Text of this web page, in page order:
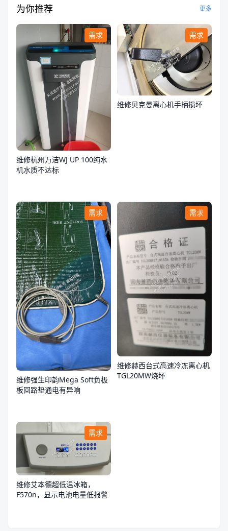
为你推荐 更多
需求
维修杭州万洁WJ UP 100纯水
机水质不达标
需求
维修贝克曼离心机手柄损坏
需求
维修强生印韵Mega Soft负极
板回路垫通电有异响
需求
维修赫西台式高速冷冻离心机
TGL20MW烧坏
需求
维修艾本德超低温冰箱，
F570n，显示电池电量低报警